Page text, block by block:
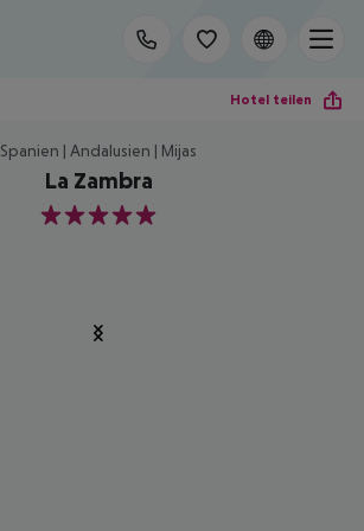
Hotel teilen
Spanien | Andalusien | Mijas
La Zambra
5